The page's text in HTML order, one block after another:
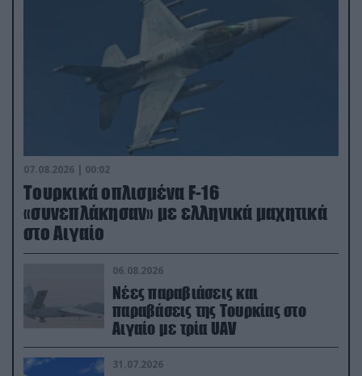
07.08.2026 | 00:02
Τουρκικά οπλισμένα F-16
«συνεπλάκησαν» με ελληνικά μαχητικά
στο Αιγαίο
06.08.2026
Νέες παραβιάσεις και
παραβάσεις της Τουρκίας στο
Αιγαίο με τρία UAV
31.07.2026